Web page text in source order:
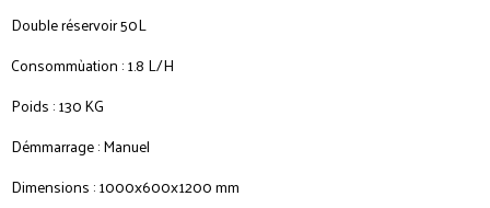
Double réservoir 50L
Consommùation : 1.8 L/H
Poids : 130 KG
Démmarrage : Manuel
Dimensions : 1000x600x1200 mm